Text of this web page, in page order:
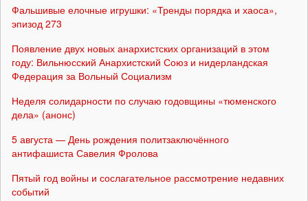
Фальшивые елочные игрушки: «Тренды порядка и хаоса»,
эпизод 273
Появление двух новых анархистских организаций в этом
году: Вильнюсский Анархистский Союз и нидерландская
Федерация за Вольный Социализм
Неделя солидарности по случаю годовщины «тюменского
дела» (анонс)
5 августа — День рождения политзаключённого
антифашиста Савелия Фролова
Пятый год войны и сослагательное рассмотрение недавних
событий